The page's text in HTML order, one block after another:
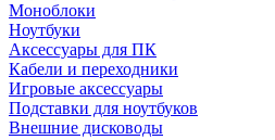
Моноблоки
Ноутбуки
Аксессуары для ПК
Кабели и переходники
Игровые аксессуары
Подставки для ноутбуков
Внешние дисководы